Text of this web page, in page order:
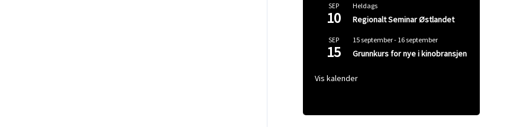
SEP
10
Heldags
Regionalt Seminar Østlandet
SEP
15
15 september- 16 september
Grunnkurs for nye i kinobransjen
Vis kalender